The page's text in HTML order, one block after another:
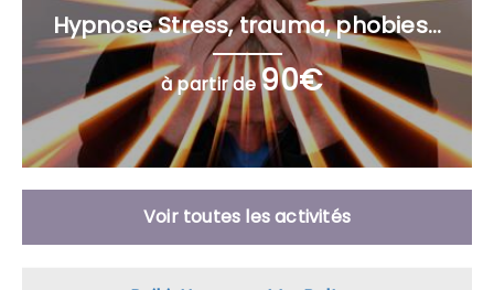
Hypnose Stress, trauma, phobies...
à partir de90€
Voir toutes les activités